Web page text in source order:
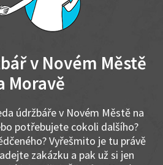
v Novém Městě
Moravě
údržbáře v Novém Městě na
potřebujete cokoli dalšího?
Vyřešmito je tu právě
zakázku a pak už si jen